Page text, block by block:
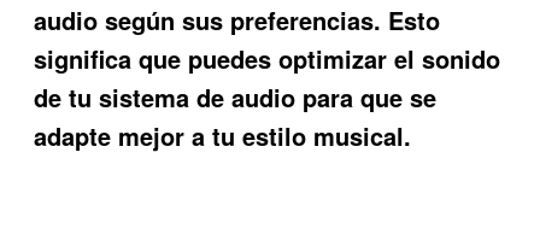
audio según sus preferencias. Esto
significa que puedes optimizar el sonido
de tu sistema de audio para que se
adapte mejor a tu estilo musical.